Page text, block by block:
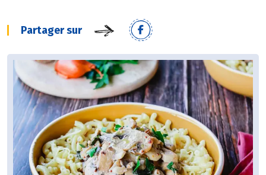
Partager sur